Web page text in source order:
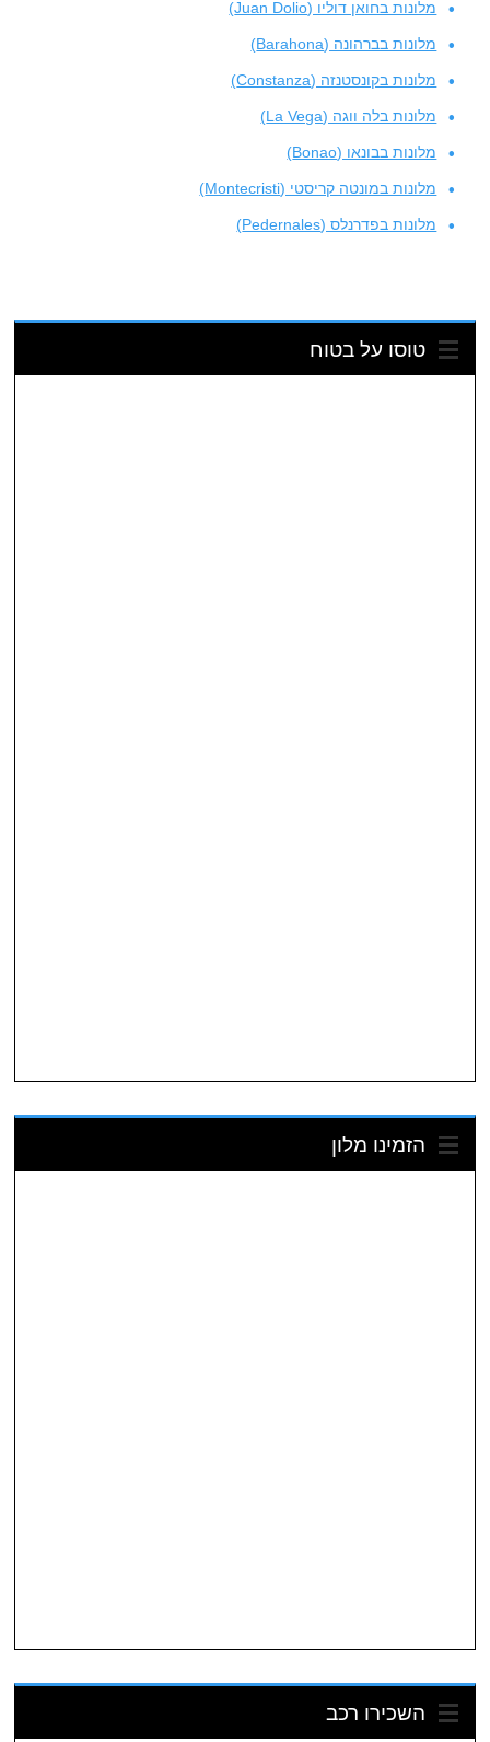
מלונות בחואן דוליו (Juan Dolio)
מלונות בברהונה (Barahona)
מלונות בקונסטנזה (Constanza)
מלונות בלה ווגה (La Vega)
מלונות בבונאו (Bonao)
מלונות במונטה קריסטי (Montecristi)
מלונות בפדרנלס (Pedernales)
טוסו על בטוח
הזמינו מלון
השכירו רכב